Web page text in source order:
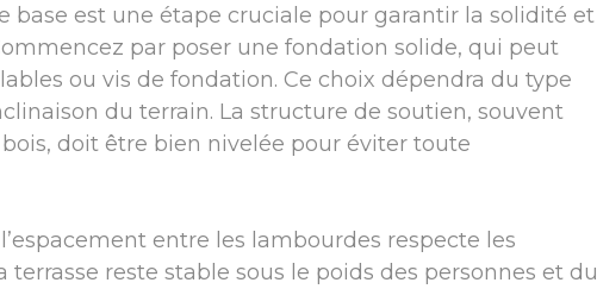
base est une étape cruciale pour garantir la solidité et
par poser une fondation solide, qui peut
ou vis de fondation. Ce choix dépendra du type
du terrain. La structure de soutien, souvent
doit être bien nivelée pour éviter toute
entre les lambourdes respecte les
reste stable sous le poids des personnes et du